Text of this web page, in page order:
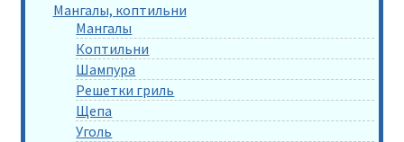
Мангалы, коптильни
Мангалы
Коптильни
Шампура
Решетки гриль
Щепа
Уголь